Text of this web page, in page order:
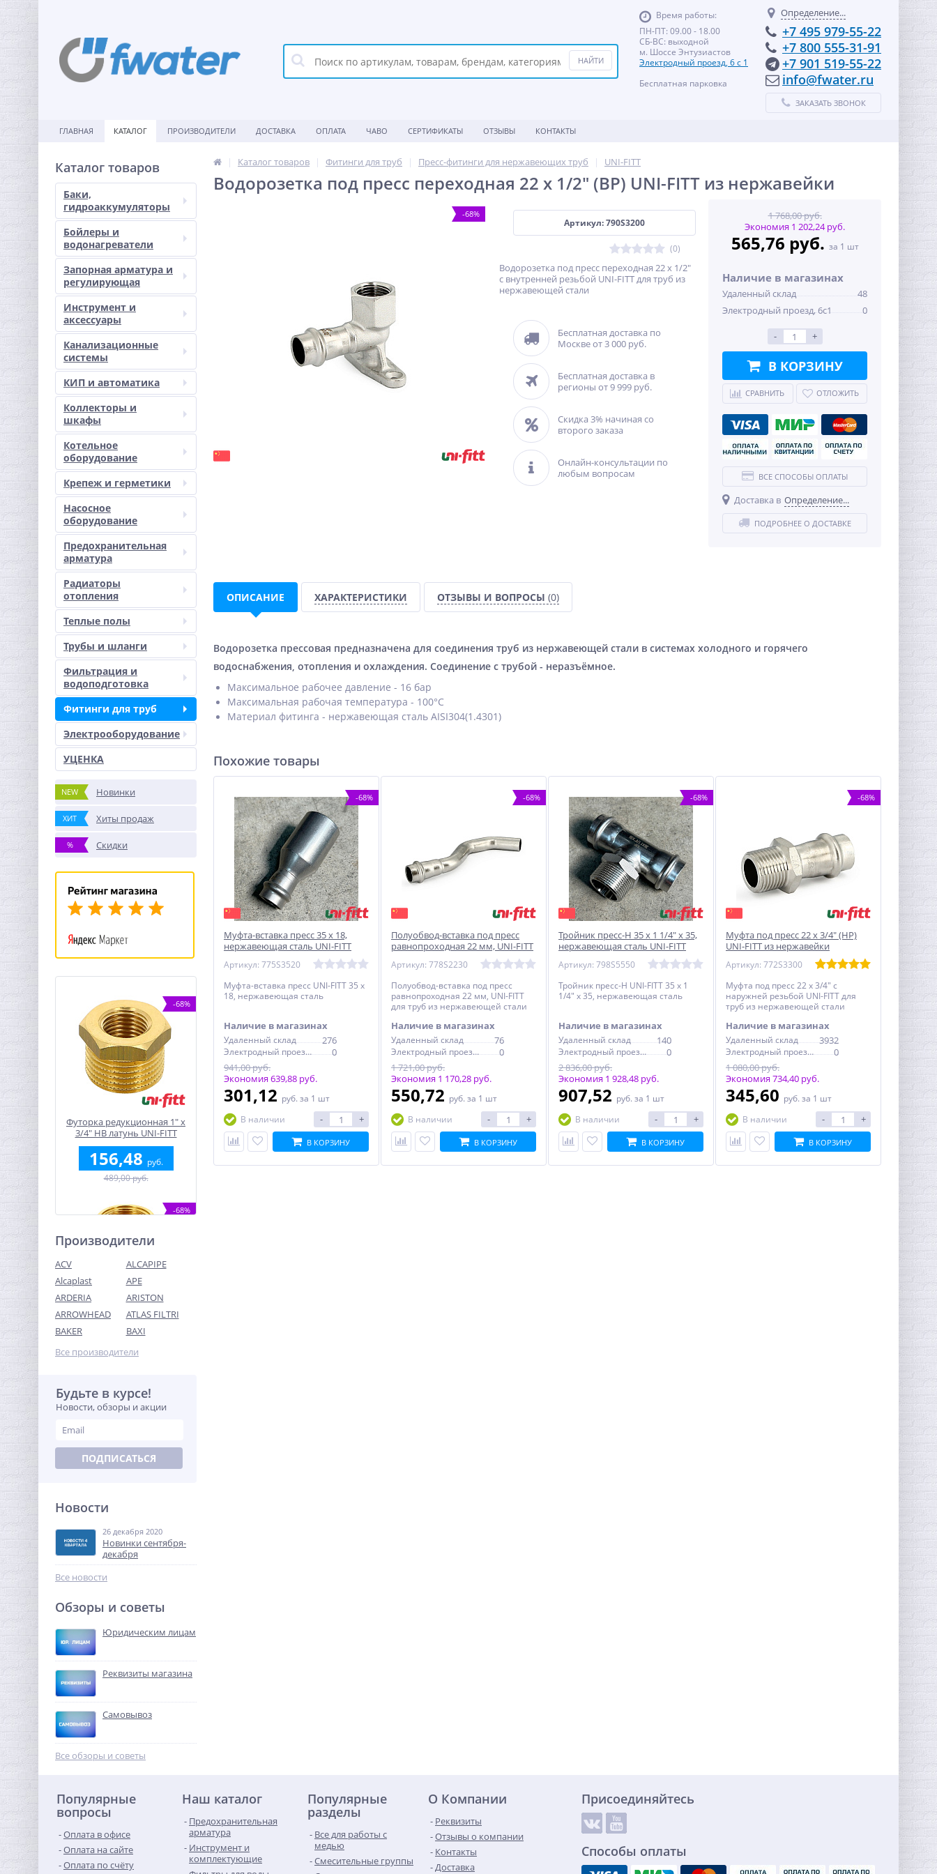
Время работы:
ПН-ПТ: 09.00 - 18.00
СБ-ВС: выходной
м. Шоссе Энтузиастов
Электродный проезд, 6 с 1
Бесплатная парковка
Определение...
+7 495 979-55-22
+7 800 555-31-91
+7 901 519-55-22
info@fwater.ru
ЗАКАЗАТЬ ЗВОНОК
ГЛАВНАЯ КАТАЛОГ ПРОИЗВОДИТЕЛИ ДОСТАВКА ОПЛАТА ЧАВО СЕРТИФИКАТЫ ОТЗЫВЫ КОНТАКТЫ
Каталог товаров
Баки,
гидроаккумуляторы
Бойлеры и
водонагреватели
Запорная арматура и
регулирующая
Инструмент и
аксессуары
Канализационные
системы
КИП и автоматика
Коллекторы и
шкафы
Котельное
оборудование
Крепеж и герметики
Насосное
оборудование
Предохранительная
арматура
Радиаторы
отопления
Теплые полы
Трубы и шланги
Фильтрация и
водоподготовка
Фитинги для труб
Электрооборудование
УЦЕНКА
NEW Новинки
ХИТ Хиты продаж
% Скидки
-68%
Футорка редукционная 1" x
3/4" НВ латунь UNI-FITT
156,48 руб.
489,00 руб.
-68%
Тройник резьбовой (ВР)
3/4" латунь UNI-FITT
336,96
Муфта резьбовая 1/2" x
1/2" (ВР) никель UNI-FITT
144,96
Модуль расширения
Neptun Smart RS485
18 862,00 руб.
-68%
Производители
ACV
ALCAPIPE
Alcaplast
APE
ARDERIA
ARISTON
ARROWHEAD
ATLAS FILTRI
BAKER
BAXI
Все производители
Будьте в курсе!
Новости, обзоры и акции
ПОДПИСАТЬСЯ
Новости
26 декабря 2020
Новинки сентября-
декабря
Все новости
Обзоры и советы
Юридическим лицам
Реквизиты магазина
Самовывоз
Все обзоры и советы
Каталог товаров Фитинги для труб Пресс-фитинги для нержавеющих труб UNI-FITT
Водорозетка под пресс переходная 22 х 1/2" (ВР) UNI-FITT из нержавейки
-68%
Артикул: 790S3200
(0)
Водорозетка под пресс переходная 22 х 1/2"
с внутренней резьбой UNI-FITT для труб из
нержавеющей стали
Бесплатная доставка по
Москве от 3 000 руб.
Бесплатная доставка в
регионы от 9 999 руб.
Скидка 3% начиная со
второго заказа
Онлайн-консультации по
любым вопросам
1 768,00 руб.
Экономия 1 202,24 руб.
565,76 руб. за 1 шт
Наличие в магазинах
Удаленный склад
48
Электродный проезд, 6с1
0
- +
В КОРЗИНУ
СРАВНИТЬ ОТЛОЖИТЬ
ВСЕ СПОСОБЫ ОПЛАТЫ
Доставка в Определение...
ПОДРОБНЕЕ О ДОСТАВКЕ
ОПИСАНИЕ ХАРАКТЕРИСТИКИ ОТЗЫВЫ И ВОПРОСЫ (0)
Водорозетка прессовая предназначена для соединения труб из нержавеющей стали в системах холодного и горячего
водоснабжения, отопления и охлаждения. Соединение с трубой - неразъёмное.
Максимальное рабочее давление - 16 бар
Максимальная рабочая температура - 100°С
Материал фитинга - нержавеющая сталь AISI304(1.4301)
Похожие товары
-68%
Муфта-вставка пресс 35 х 18,
нержавеющая сталь UNI-FITT
Артикул: 775S3520
Муфта-вставка пресс UNI-FITT 35 х
18, нержавеющая сталь
Наличие в магазинах
Удаленный склад 276
Электродный проезд, 6с1
0
941,00 руб.
Экономия 639,88 руб.
301,12 руб. за 1 шт
В наличии
- +
В КОРЗИНУ
-68%
Полуобвод-вставка под пресс
равнопроходная 22 мм, UNI-FITT
Артикул: 778S2230
Полуобвод-вставка под пресс
равнопроходная 22 мм, UNI-FITT
для труб из нержавеющей стали
Наличие в магазинах
Удаленный склад 76
Электродный проезд, 6с1
0
1 721,00 руб.
Экономия 1 170,28 руб.
550,72 руб. за 1 шт
В наличии
- +
В КОРЗИНУ
-68%
Тройник пресс-Н 35 х 1 1/4" х 35,
нержавеющая сталь UNI-FITT
Артикул: 798S5550
Тройник пресс-Н UNI-FITT 35 х 1
1/4" х 35, нержавеющая сталь
Наличие в магазинах
Удаленный склад 140
Электродный проезд, 6с1
0
2 836,00 руб.
Экономия 1 928,48 руб.
907,52 руб. за 1 шт
В наличии
- +
В КОРЗИНУ
-68%
Муфта под пресс 22 х 3/4" (НР)
UNI-FITT из нержавейки
Артикул: 772S3300
Муфта под пресс 22 х 3/4" с
наружней резьбой UNI-FITT для
труб из нержавеющей стали
Наличие в магазинах
Удаленный склад 3932
Электродный проезд, 6с1
0
1 080,00 руб.
Экономия 734,40 руб.
345,60 руб. за 1 шт
В наличии
- +
В КОРЗИНУ
Популярные
вопросы
Оплата в офисе
Оплата на сайте
Оплата по счёту
Наш каталог
Предохранительная
арматура
Инструмент и
комплектующие
Популярные
разделы
Все для работы с
медью
Смесительные группы
О Компании
Реквизиты
Отзывы о компании
Контакты
Доставка
Присоединяйтесь
Способы оплаты